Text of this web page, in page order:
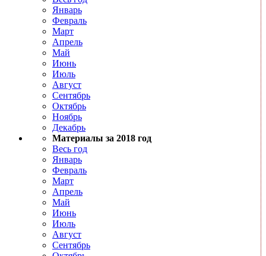
Январь
Февраль
Март
Апрель
Май
Июнь
Июль
Август
Сентябрь
Октябрь
Ноябрь
Декабрь
Материалы за 2018 год
Весь год
Январь
Февраль
Март
Апрель
Май
Июнь
Июль
Август
Сентябрь